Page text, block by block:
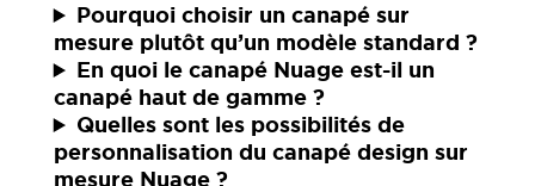
Pourquoi choisir un canapé sur
mesure plutôt qu’un modèle standard ?
En quoi le canapé Nuage est-il un
canapé haut de gamme ?
Quelles sont les possibilités de
personnalisation du canapé design sur
mesure Nuage ?